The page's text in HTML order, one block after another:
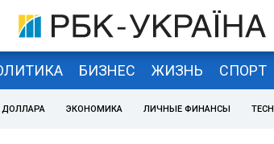
БИЗНЕС ЖИЗНЬ СПОРТ
ДОЛЛАРА ЭКОНОМИКА ЛИЧНЫЕ ФИНАНСЫ TECH